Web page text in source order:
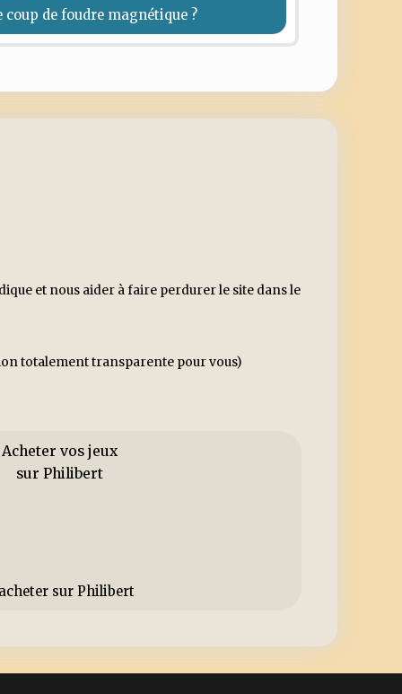
coup de foudre magnétique ?
et nous aider à faire perdurer le site dans le
totalement transparente pour vous)
Acheter vos jeux
sur Philibert